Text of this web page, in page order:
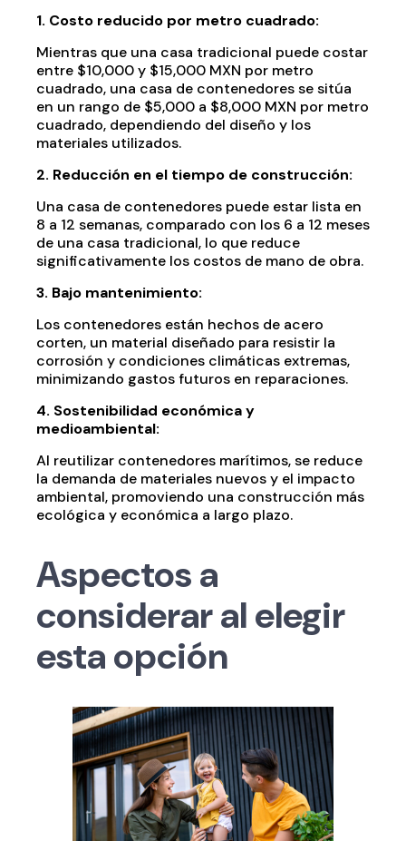
1. Costo reducido por metro cuadrado:
Mientras que una casa tradicional puede costar
entre $10,000 y $15,000 MXN por metro
cuadrado, una casa de contenedores se sitúa
en un rango de $5,000 a $8,000 MXN por metro
cuadrado, dependiendo del diseño y los
materiales utilizados.
2. Reducción en el tiempo de construcción:
Una casa de contenedores puede estar lista en
8 a 12 semanas, comparado con los 6 a 12 meses
de una casa tradicional, lo que reduce
significativamente los costos de mano de obra.
3. Bajo mantenimiento:
Los contenedores están hechos de acero
corten, un material diseñado para resistir la
corrosión y condiciones climáticas extremas,
minimizando gastos futuros en reparaciones.
4. Sostenibilidad económica y
medioambiental:
Al reutilizar contenedores marítimos, se reduce
la demanda de materiales nuevos y el impacto
ambiental, promoviendo una construcción más
ecológica y económica a largo plazo.
Aspectos a
considerar al elegir
esta opción